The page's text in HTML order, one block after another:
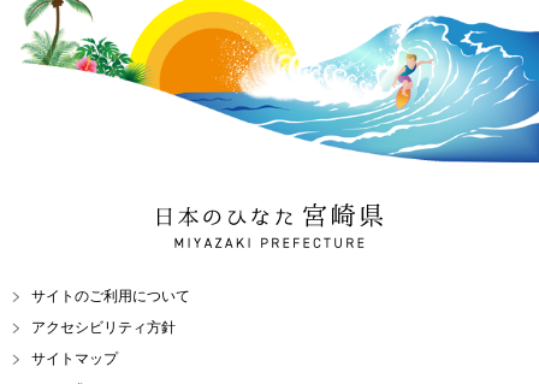
日本のひなた 宮崎県
MIYAZAKI PREFECTURE
サイトのご利用について
アクセシビリティ方針
サイトマップ